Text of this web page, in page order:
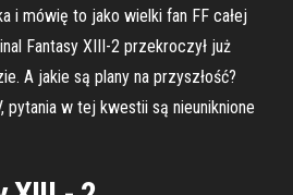
i mówię to jako wielki fan FF całej
Fantasy XIII-2 przekroczył już
A jakie są plany na przyszłość?
pytania w tej kwestii są nieuniknione